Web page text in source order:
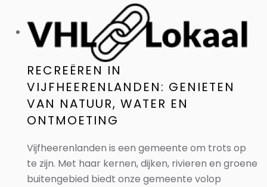
RECREËREN IN
VIJFHEERENLANDEN: GENIETEN
VAN NATUUR, WATER EN
ONTMOETING
Vijfheerenlanden is een gemeente om trots op
te zijn. Met haar kernen, dijken, rivieren en groene
buitengebied biedt onze gemeente volop